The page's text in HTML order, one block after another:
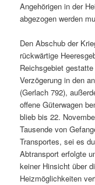
Angehörigen in der
abgezogen werden
Den Abschub der
rückwärtige
Reichsgebiet
Verzögerung in den
(Gerlach 792),
offene Güterwagen
blieb bis 22.
Tausende von
Transportes, sei es
Abtransport erfolgte
keiner Hinsicht über
Heizmöglichkeiten